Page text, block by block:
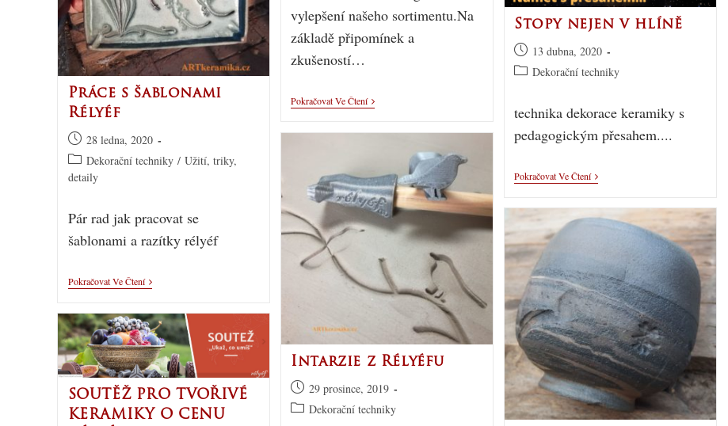
vylepšení našeho sortimentu.Na
základě připomínek a
zkušeností…
Pokračovat Ve Čtení
Stopy nejen v hlíně
13 dubna, 2020
Dekorační techniky
technika dekorace keramiky s
pedagogickým přesahem....
Pokračovat Ve Čtení
Práce s šablonami
Rélyéf
28 ledna, 2020
Dekorační techniky / Užití, triky,
detaily
Pár rad jak pracovat se
šablonami a razítky rélyéf
Pokračovat Ve Čtení
Intarzie z Rélyéfu
29 prosince, 2019
Dekorační techniky
SOUTĚŽ PRO TVOŘIVÉ
KERAMIKY O CENU